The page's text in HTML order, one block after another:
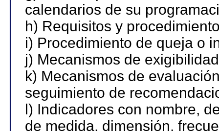
calendarios de su
h) Requisitos y
i) Procedimiento de queja o
j) Mecanismos de
k) Mecanismos de
seguimiento de
l) Indicadores con nombre,
de medida, dimensión,